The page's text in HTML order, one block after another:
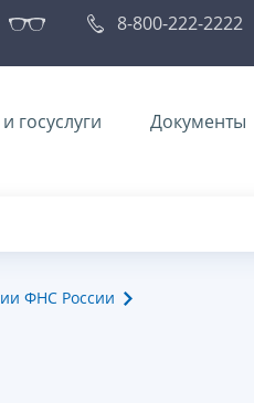
8-800-222-2222
госуслуги Документы
ФНС России